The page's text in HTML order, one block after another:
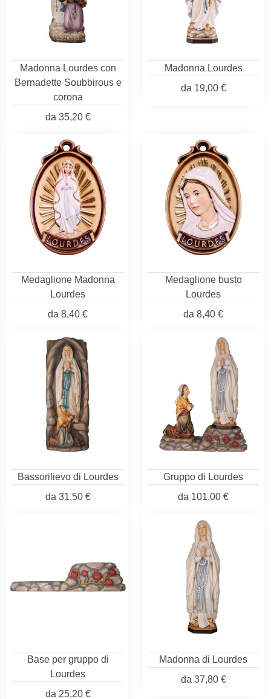
Madonna Lourdes con
Bernadette Soubbirous e
corona
da 35,20 €
Madonna Lourdes
da 19,00 €
Medaglione Madonna
Lourdes
da 8,40 €
Medaglione busto
Lourdes
da 8,40 €
Bassorilievo di Lourdes
da 31,50 €
Gruppo di Lourdes
da 101,00 €
Base per gruppo di
Lourdes
da 25,20 €
Madonna di Lourdes
da 37,80 €